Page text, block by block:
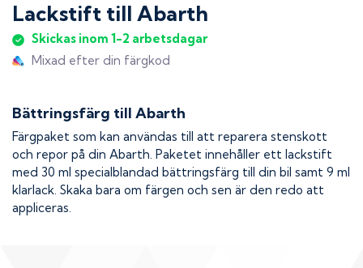
Lackstift till Abarth
Skickas inom 1-2 arbetsdagar
Mixad efter din färgkod
Bättringsfärg till Abarth
Färgpaket som kan användas till att reparera stenskott
och repor på din Abarth. Paketet innehåller ett lackstift
med 30 ml specialblandad bättringsfärg till din bil samt 9 ml
klarlack. Skaka bara om färgen och sen är den redo att
appliceras.